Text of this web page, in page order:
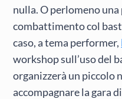
nulla. O perlomeno
combattimento col
caso, a tema performer,
workshop sull’uso del
organizzerà un piccolo
accompagnare la gara